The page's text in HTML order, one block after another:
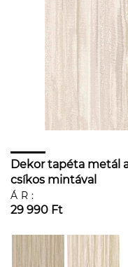
Dekor tapéta metál
csíkos mintával
ÁR:
29 990 Ft